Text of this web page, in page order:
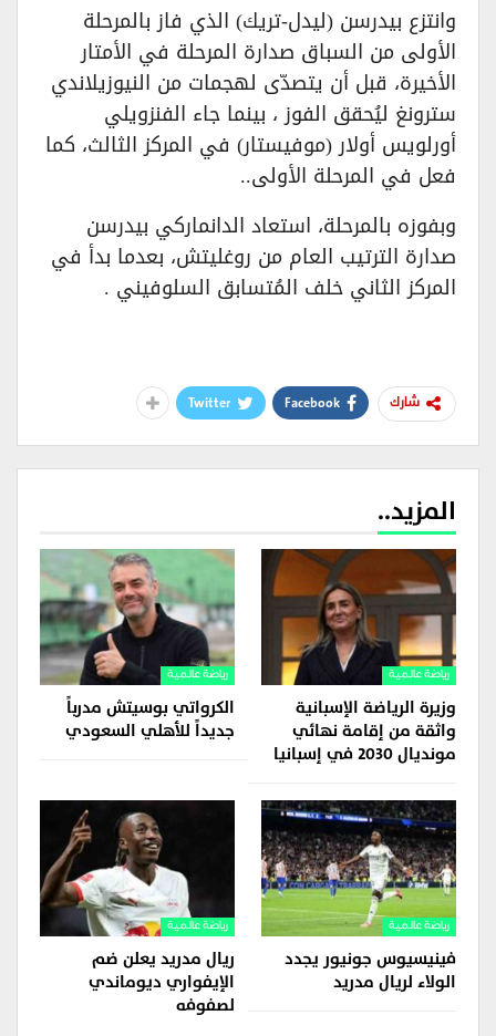
وانتزع بيدرسن (ليدل-تريك) الذي فاز بالمرحلة
الأولى من السباق صدارة المرحلة في الأمتار
الأخيرة، قبل أن يتصدّى لهجمات من النيوزيلاندي
سترونغ ليُحقق الفوز ، بينما جاء الفنزويلي
أورلويس أولار (موفيستار) في المركز الثالث، كما
فعل في المرحلة الأولى..
وبفوزه بالمرحلة، استعاد الدانماركي بيدرسن
صدارة الترتيب العام من روغليتش، بعدما بدأ في
المركز الثاني خلف المُتسابق السلوفيني .
شارك Facebook
Twitter
المزيد..
رياضة عالمية
وزيرة الرياضة الإسبانية
واثقة من إقامة نهائي
مونديال 2030 في إسبانيا
رياضة عالمية
الكرواتي بوسيتش مدرباً
جديداً للأهلي السعودي
رياضة عالمية
فينيسيوس جونيور يجدد
الولاء لريال مدريد
رياضة عالمية
ريال مدريد يعلن ضم
الإيفواري ديوماندي
لصفوفه